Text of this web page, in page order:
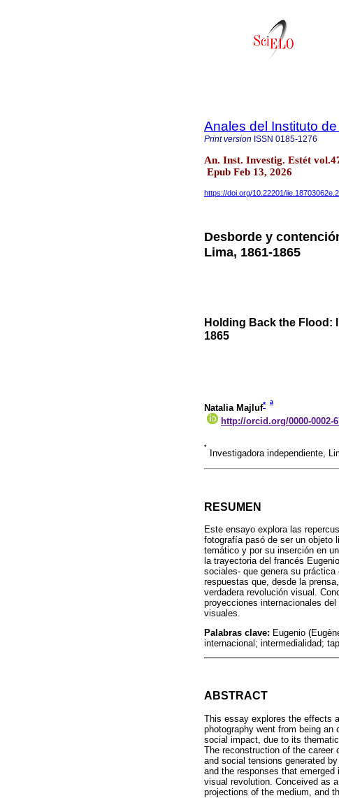
Anales del Instituto
Print version ISSN 0185-1276
An. Inst. Investig. Estét
Epub Feb 13, 2026
https://doi.org/10.22201/
Desborde y
Lima, 1861-1865
Holding Back the Flood:
1865
Natalia Majluf* a
http://orcid.org/0000-0002-
*
Investigadora independiente,
RESUMEN
Este ensayo explora las
fotografía pasó de ser un objeto
temático y por su inserción en
la trayectoria del francés
sociales- que genera su
respuestas que, desde la
verdadera revolución visual.
proyecciones internacionales
visuales.
Palabras clave: Eugenio
internacional; intermedialidad;
ABSTRACT
This essay explores the effects
photography went from being
social impact, due to its
The reconstruction of the career
and social tensions generated
and the responses that
visual revolution. Conceived as
projections of the medium, and